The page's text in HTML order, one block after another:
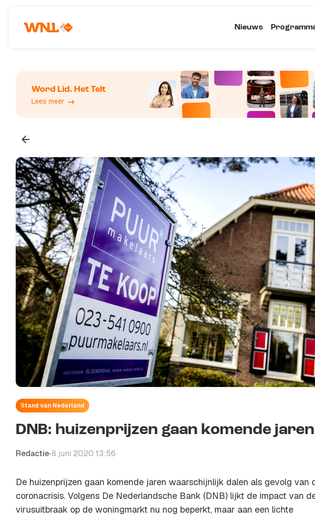
Nieuws
Word Lid. Het Telt
Lees meer
Stand van Nederland
DNB: huizenprijzen gaan komende
Redactie•8 juni 2020 13:56
De huizenprijzen gaan komende jaren waarschijnlijk dalen als gevolg van
coronacrisis. Volgens De Nederlandsche Bank (DNB) lijkt de impact van
virusuitbraak op de woningmarkt nu nog beperkt, maar aan een lichte